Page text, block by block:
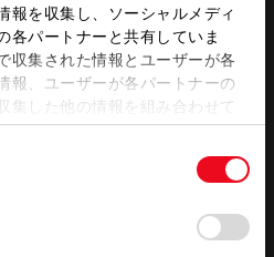
報を収集し、ソーシャルメディ
各パートナーと共有していま
収集された情報とユーザーが各
報、ユーザーが各パートナーの
集した他の情報を組み合わせて
ウェブサイトの使用を続行する
ッキー)が保存されることに同
クッキー)のオプトアウト、
この販売店のウェブサイトはこちら